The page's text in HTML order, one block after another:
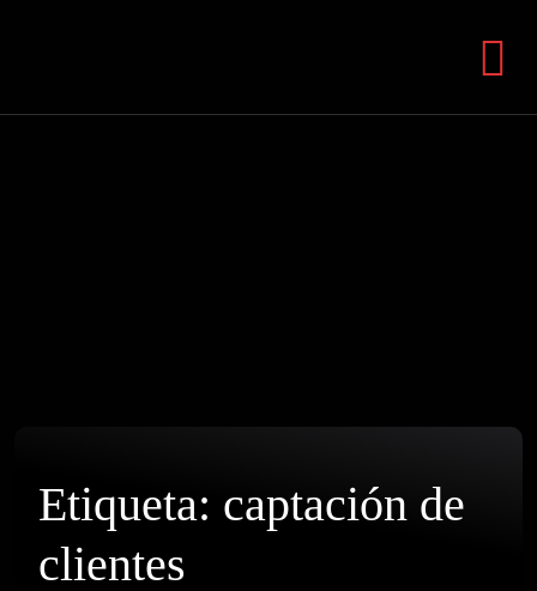
Etiqueta: captación de
clientes